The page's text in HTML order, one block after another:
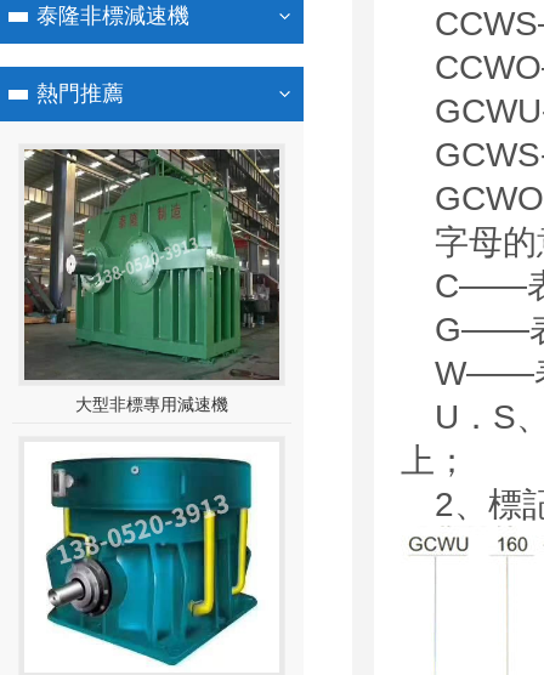
泰隆非標減速機
熱門推薦
大型非標專用減速機
字母
C——
G——
W——
U．S
上；
2、標